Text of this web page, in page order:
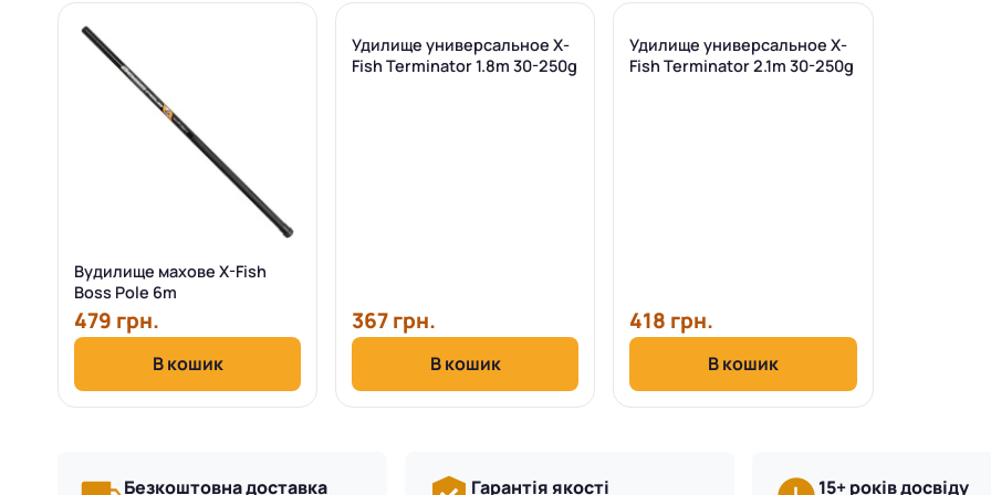
Вудилище махове X-Fish
Boss Pole 6m
479 грн.
В кошик
Удилище универсальное X-
Fish Terminator 1.8m 30-250g
367 грн.
В кошик
Удилище универсальное X-
Fish Terminator 2.1m 30-250g
418 грн.
В кошик
Безкоштовна доставка Гарантія якості 15+ років досвіду